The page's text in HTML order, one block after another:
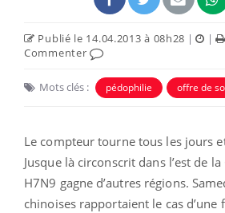
Publié le 14.04.2013 à 08h28 | |
Commenter
Mots clés : pédophilie offre de
Le compteur tourne tous les jours
Jusque là circonscrit dans l’est de
H7N9 gagne d’autres régions.
chinoises rapportaient le cas d’une